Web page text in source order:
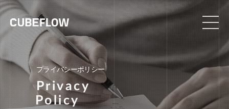
プライバシーポリシー
Privacy
Policy